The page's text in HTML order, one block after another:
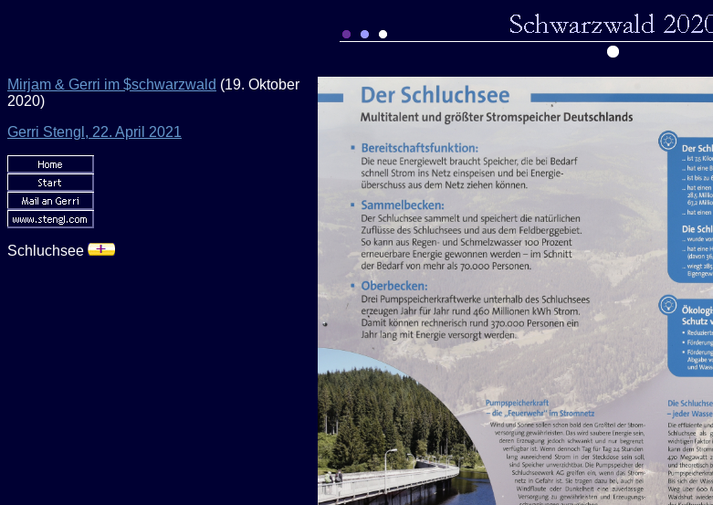
Mirjam & Gerri im $schwarzwald (19. Oktober
2020)
Gerri Stengl, 22. April 2021
Schluchsee